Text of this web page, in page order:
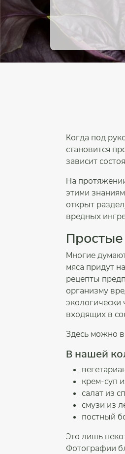
Когда под
становится
зависит
На
этими
открыт
вредных
Многие
мяса придут
рецепты
организму
входящих в
Здесь можно
В нашей
крем-суп
салат из
смузи из
постный
Это лишь
Фотографии